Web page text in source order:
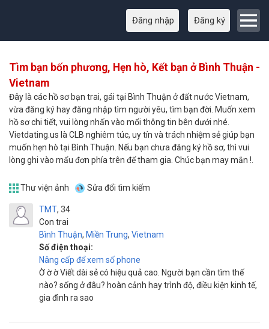
Đăng nhập Đăng ký
Tìm bạn bốn phương, Hẹn hò, Kết bạn ở Bình Thuận -
Vietnam
Đây là các hồ sơ bạn trai, gái tại Bình Thuận ở đất nước Vietnam,
vừa đăng ký hay đăng nhập tìm người yêu, tìm bạn đời. Muốn xem
hồ sơ chi tiết, vui lòng nhấn vào mổi thông tin bên dưới nhé.
Vietdating.us là CLB nghiêm túc, uy tín và trách nhiệm sẻ giúp bạn
muốn hẹn hò tại Bình Thuận. Nếu bạn chưa đăng ký hồ sơ, thì vui
lòng ghi vào mẩu đơn phía trên để tham gia. Chúc bạn may mắn !.
Thư viện ảnh Sửa đổi tìm kiếm
TMT
Con trai
34
Bình Thuận, Miền Trung, Vietnam
Số điện thoại:
Nâng cấp để xem số phone
Ờ ờ ờ Viết dài sẻ có hiệu quả cao. Người bạn cần tìm thế
nào? sống ở đâu? hoàn cảnh hay trình độ, điều kiện kinh tế,
gia đình ra sao